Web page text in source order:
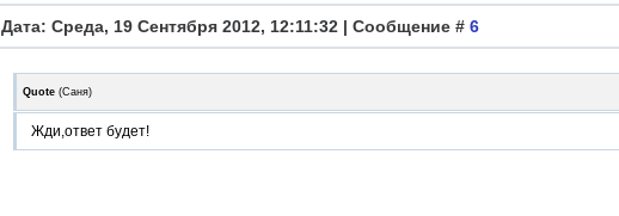
Дата: Среда, 19 Сентября 2012, 12:11:32 | Сообщение # 6
Quote (Саня)
Жди,ответ будет!